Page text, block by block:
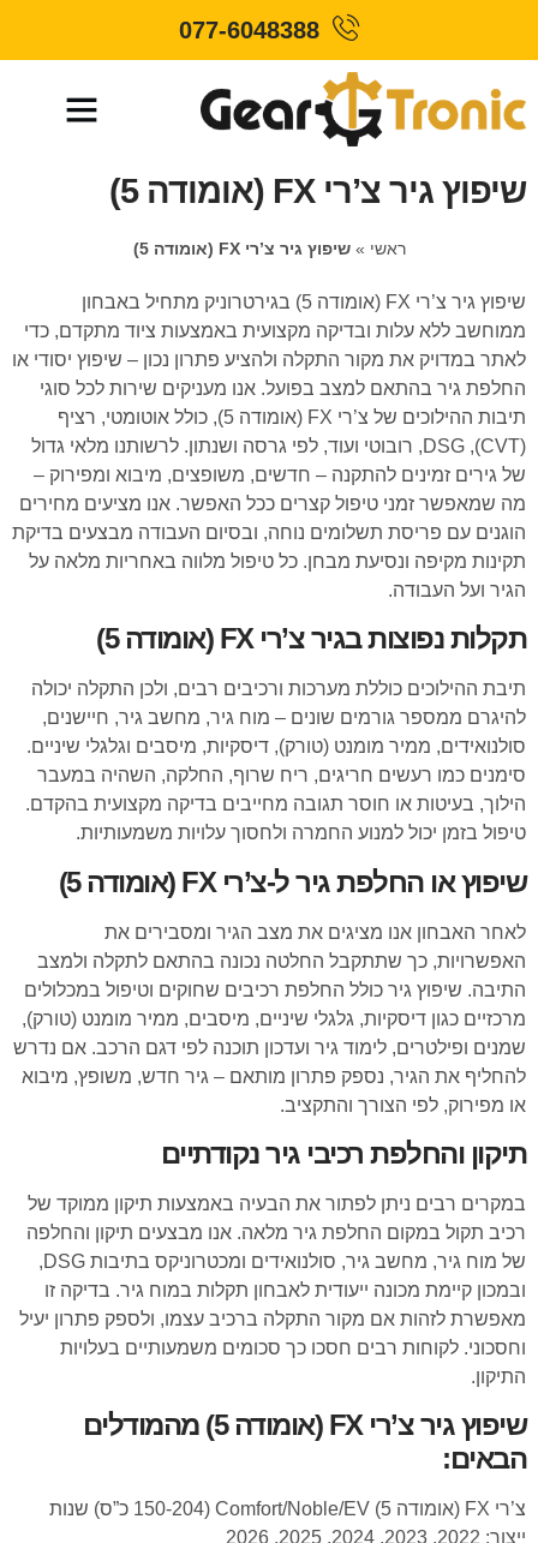
077-6048388
שיפוץ גיר צ’רי FX (אומודה 5)
ראשי »שיפוץ גיר צ’רי FX (אומודה 5)
שיפוץ גיר צ’רי FX (אומודה 5) בגירטרוניק מתחיל באבחון
ממוחשב ללא עלות ובדיקה מקצועית באמצעות ציוד מתקדם, כדי
לאתר במדויק את מקור התקלה ולהציע פתרון נכון – שיפוץ יסודי או
החלפת גיר בהתאם למצב בפועל. אנו מעניקים שירות לכל סוגי
תיבות ההילוכים של צ’רי FX (אומודה 5), כולל אוטומטי, רציף
(CVT), DSG, רובוטי ועוד, לפי גרסה ושנתון. לרשותנו מלאי גדול
של גירים זמינים להתקנה – חדשים, משופצים, מיבוא ומפירוק –
מה שמאפשר זמני טיפול קצרים ככל האפשר. אנו מציעים מחירים
הוגנים עם פריסת תשלומים נוחה, ובסיום העבודה מבצעים בדיקת
תקינות מקיפה ונסיעת מבחן. כל טיפול מלווה באחריות מלאה על
הגיר ועל העבודה.
תקלות נפוצות בגיר צ’רי FX (אומודה 5)
תיבת ההילוכים כוללת מערכות ורכיבים רבים, ולכן התקלה יכולה
להיגרם ממספר גורמים שונים – מוח גיר, מחשב גיר, חיישנים,
סולנואידים, ממיר מומנט (טורק), דיסקיות, מיסבים וגלגלי שיניים.
סימנים כמו רעשים חריגים, ריח שרוף, החלקה, השהיה במעבר
הילוך, בעיטות או חוסר תגובה מחייבים בדיקה מקצועית בהקדם.
טיפול בזמן יכול למנוע החמרה ולחסוך עלויות משמעותיות.
שיפוץ או החלפת גיר ל-צ’רי FX (אומודה 5)
לאחר האבחון אנו מציגים את מצב הגיר ומסבירים את
האפשרויות, כך שתתקבל החלטה נכונה בהתאם לתקלה ולמצב
התיבה. שיפוץ גיר כולל החלפת רכיבים שחוקים וטיפול במכלולים
מרכזיים כגון דיסקיות, גלגלי שיניים, מיסבים, ממיר מומנט (טורק),
שמנים ופילטרים, לימוד גיר ועדכון תוכנה לפי דגם הרכב. אם נדרש
להחליף את הגיר, נספק פתרון מותאם – גיר חדש, משופץ, מיבוא
או מפירוק, לפי הצורך והתקציב.
תיקון והחלפת רכיבי גיר נקודתיים
במקרים רבים ניתן לפתור את הבעיה באמצעות תיקון ממוקד של
רכיב תקול במקום החלפת גיר מלאה. אנו מבצעים תיקון והחלפה
של מוח גיר, מחשב גיר, סולנואידים ומכטרוניקס בתיבות DSG,
ובמכון קיימת מכונה ייעודית לאבחון תקלות במוח גיר. בדיקה זו
מאפשרת לזהות אם מקור התקלה ברכיב עצמו, ולספק פתרון יעיל
וחסכוני. לקוחות רבים חסכו כך סכומים משמעותיים בעלויות
התיקון.
שיפוץ גיר צ’רי FX (אומודה 5) מהמודלים
הבאים:
צ’רי FX (אומודה 5) Comfort/Noble/EV (150-204 כ”ס) שנות
ייצור: 2022, 2023, 2024, 2025, 2026